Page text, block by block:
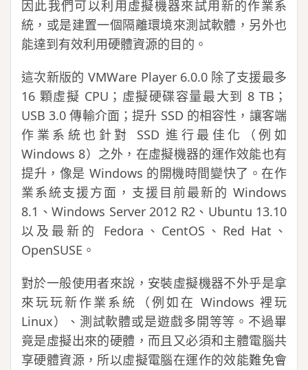
因此我們可以利用虛擬機器來試用新的作業系
統，或是建置一個隔離環境來測試軟體，另外也
能達到有效利用硬體資源的目的。
這次新版的 VMWare Player 6.0.0 除了支援最多
16 顆虛擬 CPU；虛擬硬碟容量最大到 8 TB；
USB 3.0 傳輸介面；提升 SSD 的相容性，讓客端
作業系統也針對 SSD 進行最佳化（例如
Windows 8）之外，在虛擬機器的運作效能也有
提升，像是 Windows 的開機時間變快了。在作
業系統支援方面，支援目前最新的 Windows
8.1、Windows Server 2012 R2、Ubuntu 13.10
以及最新的 Fedora、CentOS、Red Hat、
OpenSUSE。
對於一般使用者來說，安裝虛擬機器不外乎是拿
來玩玩新作業系統（例如在 Windows 裡玩
Linux）、測試軟體或是遊戲多開等等。不過畢
竟是虛擬出來的硬體，而且又必須和主體電腦共
享硬體資源，所以虛擬電腦在運作的效能難免會